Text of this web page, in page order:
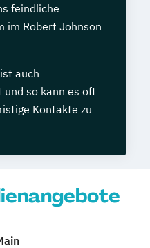
feindliche
im Robert Johnson
auch
so kann es oft
Kontakte zu